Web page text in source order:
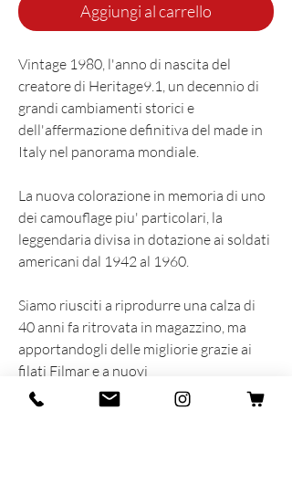
Aggiungi al carrello
Vintage 1980, l'anno di nascita del
creatore di Heritage9.1, un decennio di
grandi cambiamenti storici e
dell'affermazione definitiva del made in
Italy nel panorama mondiale.
La nuova colorazione in memoria di uno
dei camouflage piu' particolari, la
leggendaria divisa in dotazione ai soldati
americani dal 1942 al 1960.
Siamo riusciti a riprodurre una calza di
40 anni fa ritrovata in magazzino, ma
apportandogli delle migliorie grazie ai
filati Filmar e a nuovi
macchinari. Abbiamo spinto i nostri